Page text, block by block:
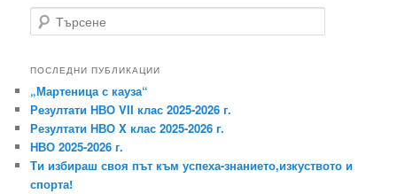
ъ
с
н
е
ПОСЛЕДНИ ПУБЛИКАЦИИ
„Мартеница с кауза“
Резултати НВО VII клас 2025-2026 г.
Резултати НВО X клас 2025-2026 г.
НВО 2025-2026 г.
Ти избираш своя път към успеха-знанието,изкуството и
спорта!